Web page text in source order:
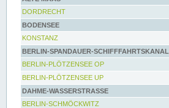
DORDRECHT
BODENSEE
KONSTANZ
BERLIN-SPANDAUER-SCHIFFFAHRTSKANAL
BERLIN-PLÖTZENSEE OP
BERLIN-PLÖTZENSEE UP
DAHME-WASSERSTRASSE
BERLIN-SCHMÖCKWITZ